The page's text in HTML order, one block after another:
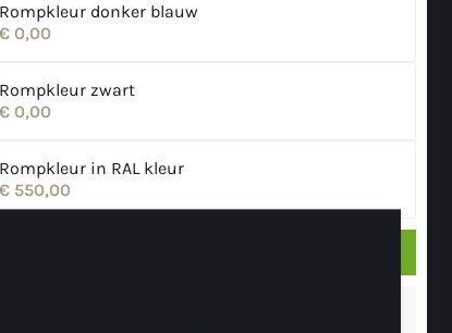
Rompkleur donker blauw
€ 0,00
Rompkleur zwart
€ 0,00
Rompkleur in RAL kleur
€ 550,00